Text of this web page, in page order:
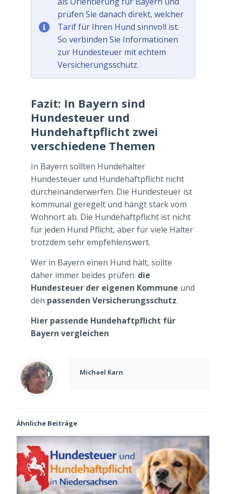
prüfen Sie danach direkt, welcher
Tarif für Ihren Hund sinnvoll ist.
So verbinden Sie Informationen
zur Hundesteuer mit echtem
Versicherungsschutz.
Fazit: In Bayern sind
Hundesteuer und
Hundehaftpflicht zwei
verschiedene Themen
In Bayern sollten Hundehalter
Hundesteuer und Hundehaftpflicht nicht
durcheinanderwerfen. Die Hundesteuer ist
kommunal geregelt und hängt stark vom
Wohnort ab. Die Hundehaftpflicht ist nicht
für jeden Hund Pflicht, aber für viele Halter
trotzdem sehr empfehlenswert.
Wer in Bayern einen Hund hält, sollte
daher immer beides prüfen: die
Hundesteuer der eigenen Kommune und
den passenden Versicherungsschutz.
Hier passende Hundehaftpflicht für
Bayern vergleichen
Michael Karn
Ähnliche Beiträge